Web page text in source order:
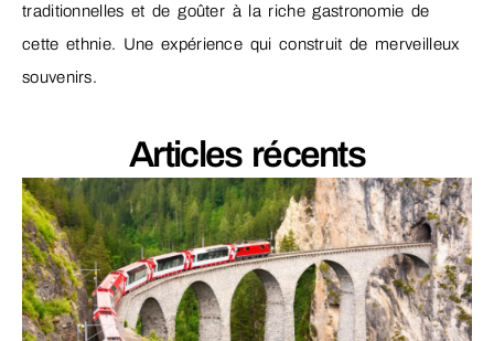
traditionnelles et de goûter à la riche gastronomie de
cette ethnie. Une expérience qui construit de merveilleux
souvenirs.
Articles récents